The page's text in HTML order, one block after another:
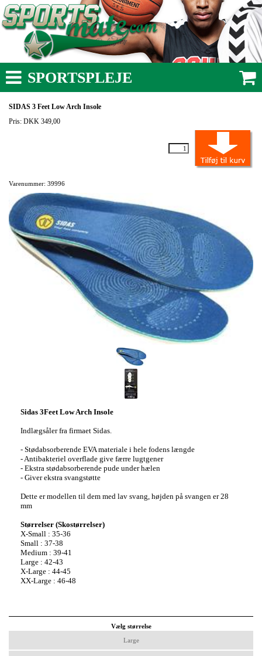
SPORTSPLEJE
SIDAS 3 Feet Low Arch Insole
Pris: DKK 349,00
Varenummer: 39996
Sidas 3Feet Low Arch Insole
Indlægsåler fra firmaet Sidas.
- Stødabsorberende EVA materiale i hele fodens længde
- Antibakteriel overflade give færre lugtgener
- Ekstra stødabsorberende pude under hælen
- Giver ekstra svangstøtte
Dette er modellen til dem med lav svang, højden på svangen er 28
mm
Størrelser (Skostørrelser)
X-Small : 35-36
Small : 37-38
Medium : 39-41
Large : 42-43
X-Large : 44-45
XX-Large : 46-48
Vælg størrelse
Large